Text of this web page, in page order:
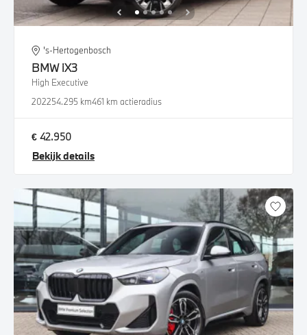
's-Hertogenbosch
BMW iX3
High Executive
202254.295 km461 km actieradius
€ 42.950
Bekijk details